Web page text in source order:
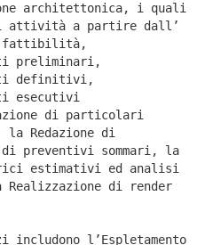
architettonica, i quali
attività a partire dall’
fattibilità,
preliminari,
definitivi,
esecutivi
di particolari
Redazione di
preventivi sommari, la
estimativi ed analisi
di render
l’Espletamento